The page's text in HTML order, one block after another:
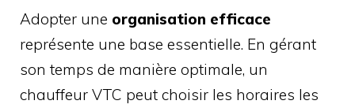
Adopter une organisation efficace
représente une base essentielle. En gérant
son temps de manière optimale, un
chauffeur VTC peut choisir les horaires les